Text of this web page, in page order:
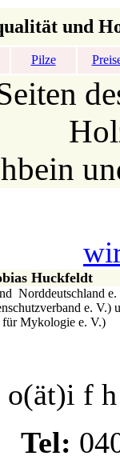
und
Pilze
Huckfeldt
Norddeutschland e.
e. V.)
für Mykologie e. V.)
f h
Tel: